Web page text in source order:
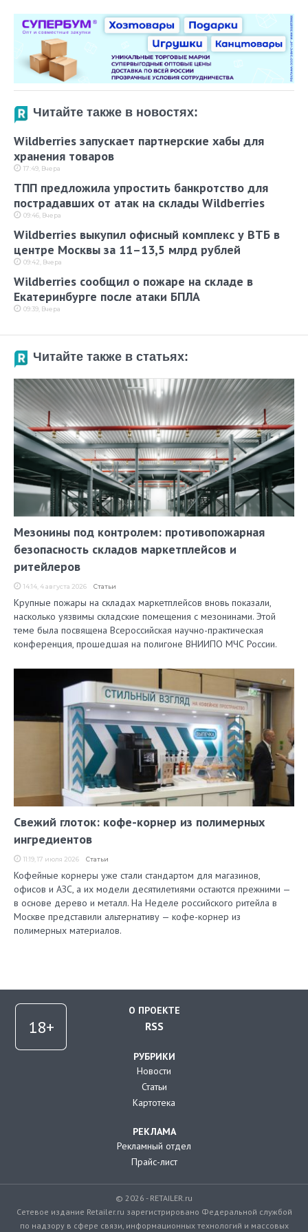
Читайте также в новостях:
Wildberries запускает партнерские хабы для
хранения товаров
17:49, Вчера
ТПП предложила упростить банкротство для
пострадавших от атак на склады Wildberries
09:46, Вчера
Wildberries выкупил офисный комплекс у ВТБ в
центре Москвы за 11–13,5 млрд рублей
09:42, Вчера
Wildberries сообщил о пожаре на складе в
Екатеринбурге после атаки БПЛА
09:39, Вчера
Читайте также в статьях:
Мезонины под контролем: противопожарная
безопасность складов маркетплейсов и
ритейлеров
14:14, 4 августа 2026 Статьи
Крупные пожары на складах маркетплейсов вновь показали,
насколько уязвимы складские помещения с мезонинами. Этой
теме была посвящена Всероссийская научно-практическая
конференция, прошедшая на полигоне ВНИИПО МЧС России.
Свежий глоток: кофе-корнер из полимерных
ингредиентов
11:19, 17 июля 2026 Статьи
Кофейные корнеры уже стали стандартом для магазинов,
офисов и АЗС, а их модели десятилетиями остаются прежними —
в основе дерево и металл. На Неделе российского ритейла в
Москве представили альтернативу — кофе-корнер из
полимерных материалов.
О ПРОЕКТЕ
RSS
РУБРИКИ
Новости
Статьи
Картотека
РЕКЛАМА
Рекламный отдел
Прайс-лист
© 2026 - RETAILER.ru
Сетевое издание Retailer.ru зарегистрировано Федеральной службой
по надзору в сфере связи, информационных технологий и массовых